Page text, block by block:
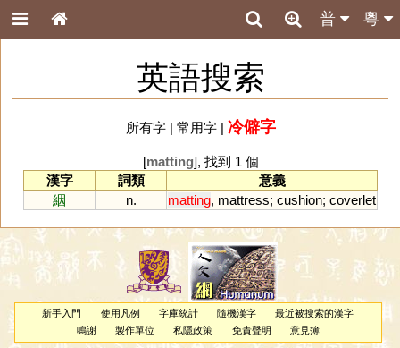
粵
普
英語搜索
所有字| 常用字| 冷僻字
[matting], 找到 1 個
漢字
詞類
意義
絪
n. matting, mattress; cushion; coverlet
新手入門 使用凡例 字庫統計 隨機漢字
最近被搜索的漢字
鳴謝
製作單位 私隱政策 免責聲明 意見簿